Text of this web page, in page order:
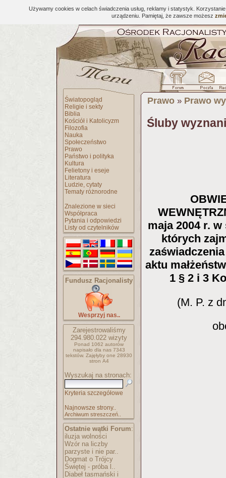
Używamy cookies w celach świadczenia usług, reklamy i statystyk.
urządzeniu. Pamiętaj, że zawsze możesz
Światopogląd
Religie i sekty
Biblia
Kościół i Katolicyzm
Filozofia
Nauka
Społeczeństwo
Prawo
Państwo i polityka
Kultura
Felietony i eseje
Literatura
Ludzie, cytaty
Tematy różnorodne
Znalezione w sieci
Współpraca
Pytania i odpowiedzi
Listy od czytelników
Fundusz Racjonalisty
Wesprzyj nas..
Zarejestrowaliśmy
294.980.022 wizyty
Ponad 1062 autorów
napisało dla nas 7343
tekstów. Zajęłyby one 28930
stron A4
Wyszukaj na stronach:
Kryteria szczegółowe
Najnowsze strony..
Archiwum streszczeń..
Ostatnie wątki Forum:
iluzja wolności
Wzór na liczby
parzyste i nie par..
Dogmat o Trójcy
Świętej - próba l..
Diabeł tasmański i
Prawo » Prawo
Śluby
maja 2004 r.
których
aktu
1 § 2 i 3
(M. P. z